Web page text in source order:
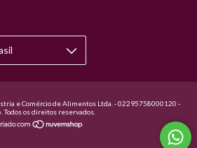
e Comércio de Alimentos Ltda. - 02295758000120 -
Todos os direitos reservados.